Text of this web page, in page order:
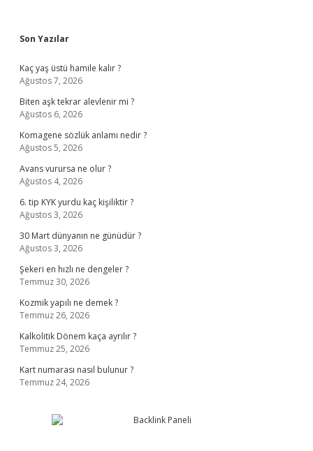
Sidebar
Son Yazılar
Kaç yaş üstü hamile kalır ?
Ağustos 7, 2026
Biten aşk tekrar alevlenir mi ?
Ağustos 6, 2026
Komagene sözlük anlamı nedir ?
Ağustos 5, 2026
Avans vurursa ne olur ?
Ağustos 4, 2026
6. tip KYK yurdu kaç kişiliktir ?
Ağustos 3, 2026
30 Mart dünyanın ne günüdür ?
Ağustos 3, 2026
Şekeri en hızlı ne dengeler ?
Temmuz 30, 2026
Kozmik yapılı ne demek ?
Temmuz 26, 2026
Kalkolitik Dönem kaça ayrılır ?
Temmuz 25, 2026
Kart numarası nasıl bulunur ?
Temmuz 24, 2026